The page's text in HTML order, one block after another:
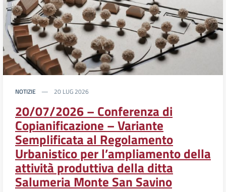
NOTIZIE 20 LUG 2026
20/07/2026 – Conferenza di
Copianificazione – Variante
Semplificata al Regolamento
Urbanistico per l’ampliamento della
attività produttiva della ditta
Salumeria Monte San Savino